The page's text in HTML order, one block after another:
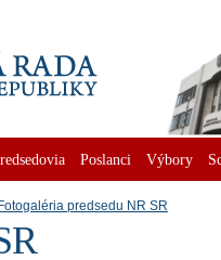
Poslanci Výbory
Fotogaléria predsedu NR SR